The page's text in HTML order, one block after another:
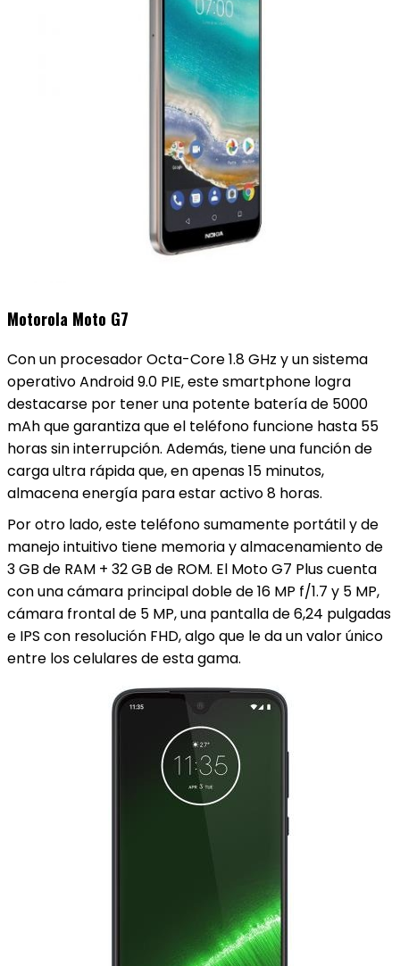
Motorola Moto G7
Con un procesador Octa-Core 1.8 GHz y un sistema
operativo Android 9.0 PIE, este smartphone logra
destacarse por tener una potente batería de 5000
mAh que garantiza que el teléfono funcione hasta 55
horas sin interrupción. Además, tiene una función de
carga ultra rápida que, en apenas 15 minutos,
almacena energía para estar activo 8 horas.
Por otro lado, este teléfono sumamente portátil y de
manejo intuitivo tiene memoria y almacenamiento de
3 GB de RAM + 32 GB de ROM. El Moto G7 Plus cuenta
con una cámara principal doble de 16 MP f/1.7 y 5 MP,
cámara frontal de 5 MP, una pantalla de 6,24 pulgadas
e IPS con resolución FHD, algo que le da un valor único
entre los celulares de esta gama.